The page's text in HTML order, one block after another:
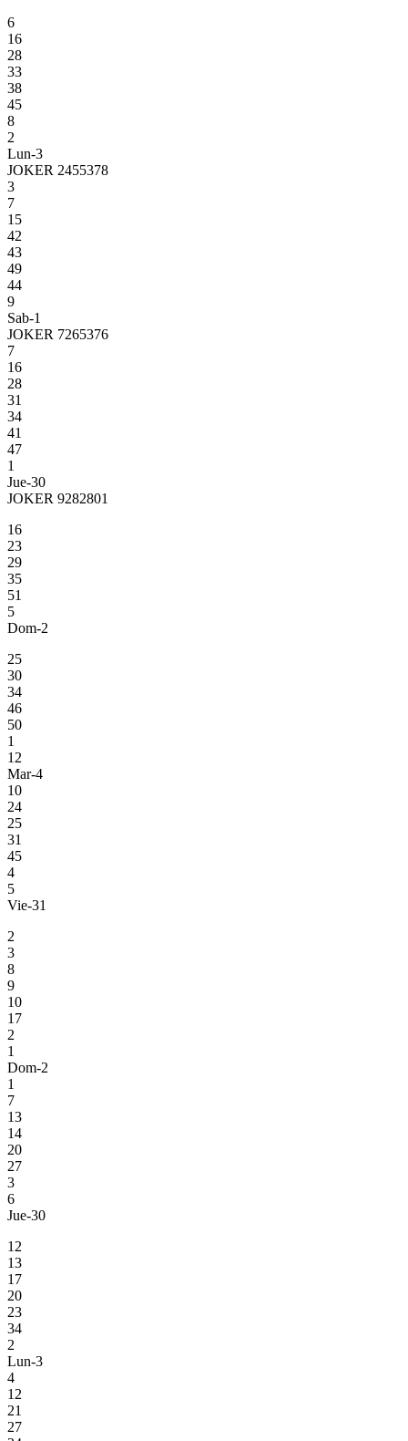
6
16
28
33
38
45
8
2
Lun-3
JOKER 2455378
3
7
15
42
43
49
44
9
Sab-1
JOKER 7265376
7
16
28
31
34
41
47
1
Jue-30
JOKER 9282801
16
23
29
35
51
5
Dom-2
25
30
34
46
50
1
12
Mar-4
10
24
25
31
45
4
5
Vie-31
2
3
8
9
10
17
2
1
Dom-2
1
7
13
14
20
27
3
6
Jue-30
12
13
17
20
23
34
2
Lun-3
4
12
21
27